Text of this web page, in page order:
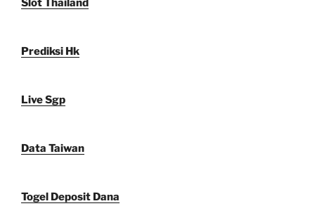
Slot Thailand
Prediksi Hk
Live Sgp
Data Taiwan
Togel Deposit Dana